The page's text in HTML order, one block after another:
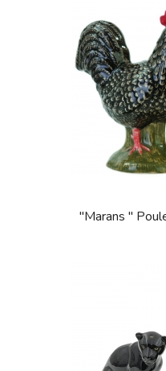
"Marans "